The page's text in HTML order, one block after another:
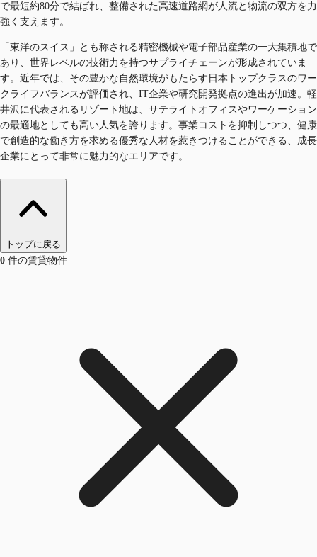
で最短約80分で結ばれ、整備された高速道路網が人流と物流の双方を力
強く支えます。
「東洋のスイス」とも称される精密機械や電子部品産業の一大集積地で
あり、世界レベルの技術力を持つサプライチェーンが形成されていま
す。近年では、その豊かな自然環境がもたらす日本トップクラスのワー
クライフバランスが評価され、IT企業や研究開発拠点の進出が加速。軽
井沢に代表されるリゾート地は、サテライトオフィスやワーケーション
の最適地としても高い人気を誇ります。事業コストを抑制しつつ、健康
で創造的な働き方を求める優秀な人材を惹きつけることができる、成長
企業にとって非常に魅力的なエリアです。
トップに戻る
0 件の賃貸物件